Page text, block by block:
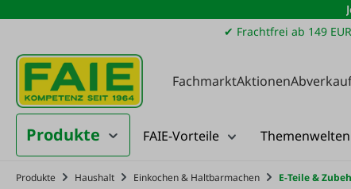
Hauptinhalt springen
Zur Suche springen
Zur Hauptnavigation springen
✔ Frachtfrei ab 149 EUR
FachmarktAktionen
Produkte FAIE-Vorteile Themenwelten
Produkte Haushalt Einkochen & Haltbarmachen E-Teile &